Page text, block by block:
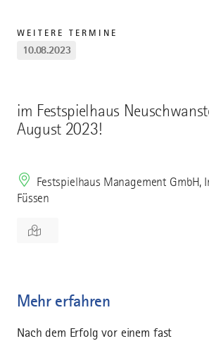
im Festspielhaus
August 2023!
Festspielhaus Management GmbH,
Füssen
Mehr erfahren
Nach dem Erfolg vor einem fast
WEITERE TERMINE
10.08.2023